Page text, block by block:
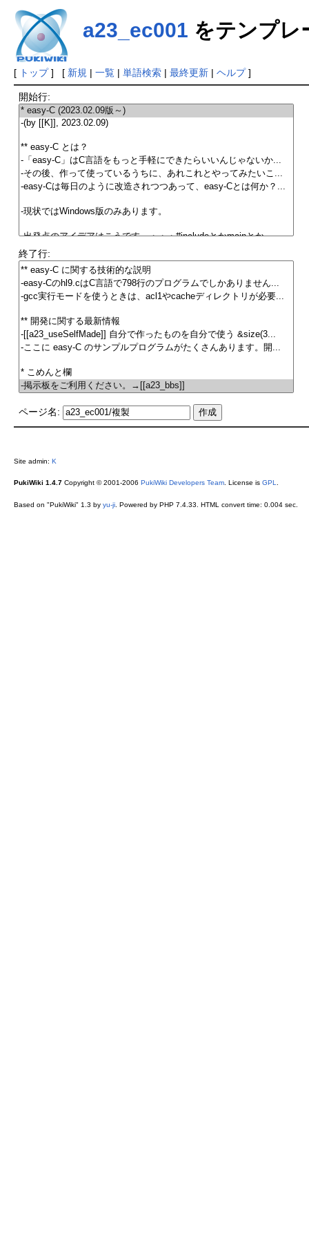
a23_ec001 をテンプレ
[ トップ] [ 新規 | 一覧| 単語検索| 最終更新| ヘルプ]
開始行:
終了行:
ページ名:
Site admin: K
PukiWiki 1.4.7Copyright © 2001-2006 PukiWiki Developers Team. License is GPL
Based on "PukiWiki" 1.3 by yu-ji. Powered by PHP 7.4.33. HTML convert time: 0.004 sec.